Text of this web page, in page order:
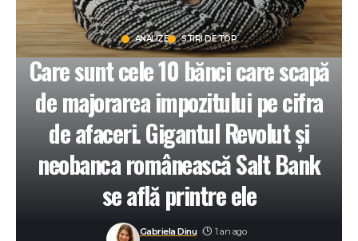
ANALIZE STIRI DE TOP
Care sunt cele 10 bănci care scapă
de majorarea impozitului pe cifra
de afaceri. Gigantul Revolut și
neobanca românească Salt Bank
se află printre ele
Gabriela Dinu 1 an ago